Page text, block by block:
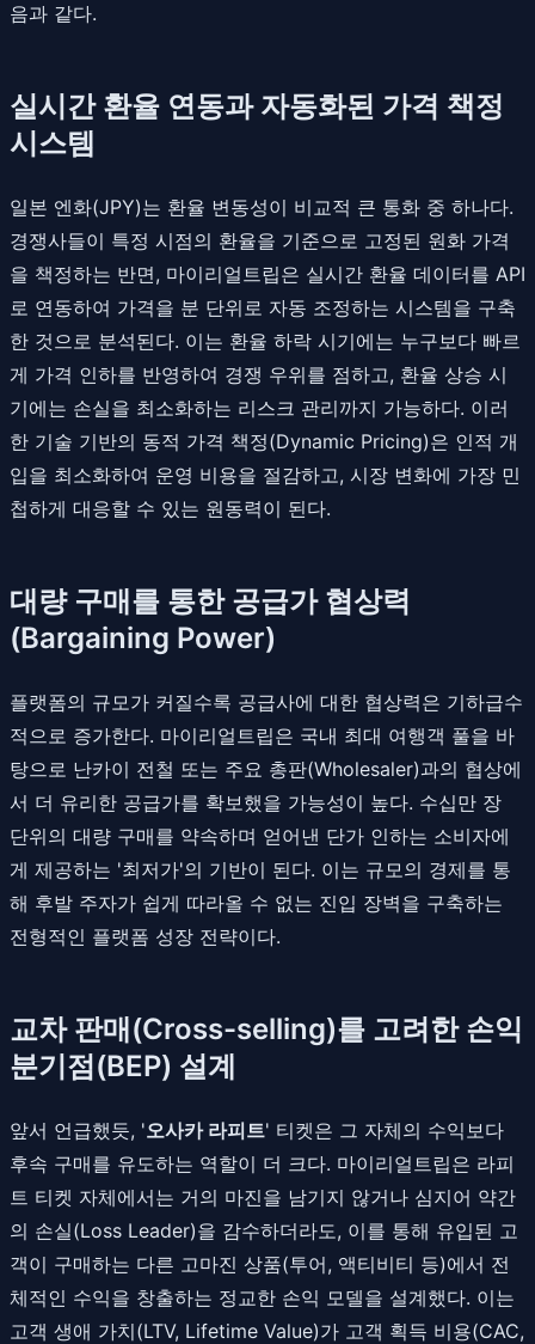
음과 같다.
실시간 환율 연동과 자동화된 가격 책정
시스템
일본 엔화(JPY)는 환율 변동성이 비교적 큰 통화 중 하나다.
경쟁사들이 특정 시점의 환율을 기준으로 고정된 원화 가격
을 책정하는 반면, 마이리얼트립은 실시간 환율 데이터를 API
로 연동하여 가격을 분 단위로 자동 조정하는 시스템을 구축
한 것으로 분석된다. 이는 환율 하락 시기에는 누구보다 빠르
게 가격 인하를 반영하여 경쟁 우위를 점하고, 환율 상승 시
기에는 손실을 최소화하는 리스크 관리까지 가능하다. 이러
한 기술 기반의 동적 가격 책정(Dynamic Pricing)은 인적 개
입을 최소화하여 운영 비용을 절감하고, 시장 변화에 가장 민
첩하게 대응할 수 있는 원동력이 된다.
대량 구매를 통한 공급가 협상력
(Bargaining Power)
플랫폼의 규모가 커질수록 공급사에 대한 협상력은 기하급수
적으로 증가한다. 마이리얼트립은 국내 최대 여행객 풀을 바
탕으로 난카이 전철 또는 주요 총판(Wholesaler)과의 협상에
서 더 유리한 공급가를 확보했을 가능성이 높다. 수십만 장
단위의 대량 구매를 약속하며 얻어낸 단가 인하는 소비자에
게 제공하는 '최저가'의 기반이 된다. 이는 규모의 경제를 통
해 후발 주자가 쉽게 따라올 수 없는 진입 장벽을 구축하는
전형적인 플랫폼 성장 전략이다.
교차 판매(Cross-selling)를 고려한 손익
분기점(BEP) 설계
앞서 언급했듯, '오사카 라피트' 티켓은 그 자체의 수익보다
후속 구매를 유도하는 역할이 더 크다. 마이리얼트립은 라피
트 티켓 자체에서는 거의 마진을 남기지 않거나 심지어 약간
의 손실(Loss Leader)을 감수하더라도, 이를 통해 유입된 고
객이 구매하는 다른 고마진 상품(투어, 액티비티 등)에서 전
체적인 수익을 창출하는 정교한 손익 모델을 설계했다. 이는
고객 생애 가치(LTV, Lifetime Value)가 고객 획득 비용(CAC,